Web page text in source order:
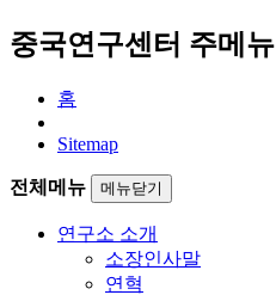
중국연구센터 주메뉴
홈
Sitemap
전체메뉴 메뉴닫기
연구소 소개
소장인사말
연혁